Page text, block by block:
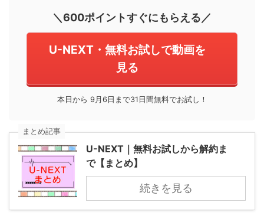
＼600ポイントすぐにもらえる／
U-NEXT・無料お試しで動画を
見る
本日から 9月6日まで31日間無料でお試し！
まとめ記事
U-NEXT｜無料お試しから解約ま
で【まとめ】
続きを見る